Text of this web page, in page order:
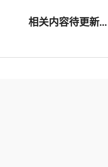
相关内容待更新...